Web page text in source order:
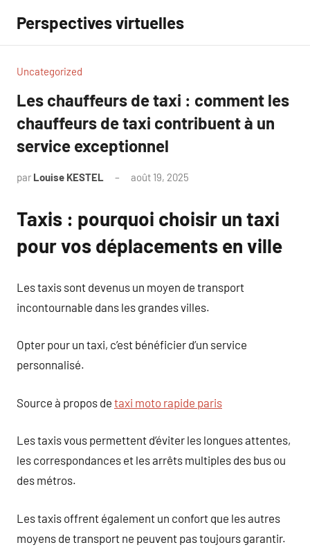
contenu
Perspectives virtuelles
Uncategorized
Les chauffeurs de taxi : comment les
chauffeurs de taxi contribuent à un
service exceptionnel
par Louise KESTEL août 19, 2025
Taxis : pourquoi choisir un taxi
pour vos déplacements en ville
Les taxis sont devenus un moyen de transport
incontournable dans les grandes villes.
Opter pour un taxi, c’est bénéficier d’un service
personnalisé.
Source à propos de taxi moto rapide paris
Les taxis vous permettent d’éviter les longues attentes,
les correspondances et les arrêts multiples des bus ou
des métros.
Les taxis offrent également un confort que les autres
moyens de transport ne peuvent pas toujours garantir.